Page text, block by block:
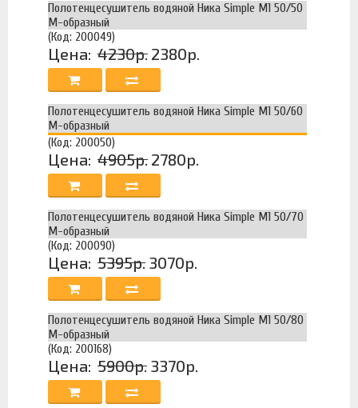
Полотенцесушитель водяной Ника Simple М1 50/50
М-образный
(Код: 200049)
Цена: 4230р. 2380р.
Полотенцесушитель водяной Ника Simple М1 50/60
М-образный
(Код: 200050)
Цена: 4905р. 2780р.
Полотенцесушитель водяной Ника Simple М1 50/70
М-образный
(Код: 200090)
Цена: 5395р. 3070р.
Полотенцесушитель водяной Ника Simple М1 50/80
М-образный
(Код: 200168)
Цена: 5900р. 3370р.